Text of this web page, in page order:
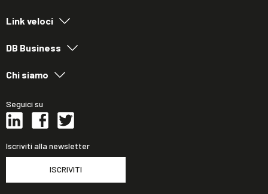
Link veloci
DB Business
Chi siamo
Seguici su
Iscriviti alla newsletter
ISCRIVITI